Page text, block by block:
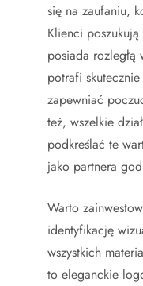
się na zaufaniu,
Klienci
posiada
potrafi
zapewniać
też, wszelkie
podkreślać te
jako partnera
Warto
identyfikację
wszystkich
to eleganckie